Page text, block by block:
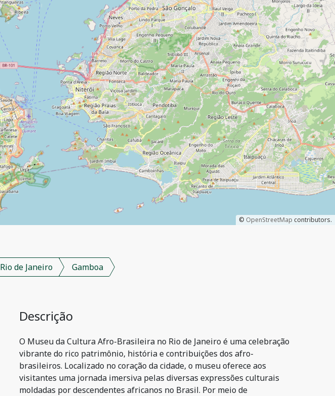
© OpenStreetMap contributors.
Rio de Janeiro Gamboa
Descrição
O Museu da Cultura Afro-Brasileira no Rio de Janeiro é uma celebração
vibrante do rico patrimônio, história e contribuições dos afro-
brasileiros. Localizado no coração da cidade, o museu oferece aos
visitantes uma jornada imersiva pelas diversas expressões culturais
moldadas por descendentes africanos no Brasil. Por meio de